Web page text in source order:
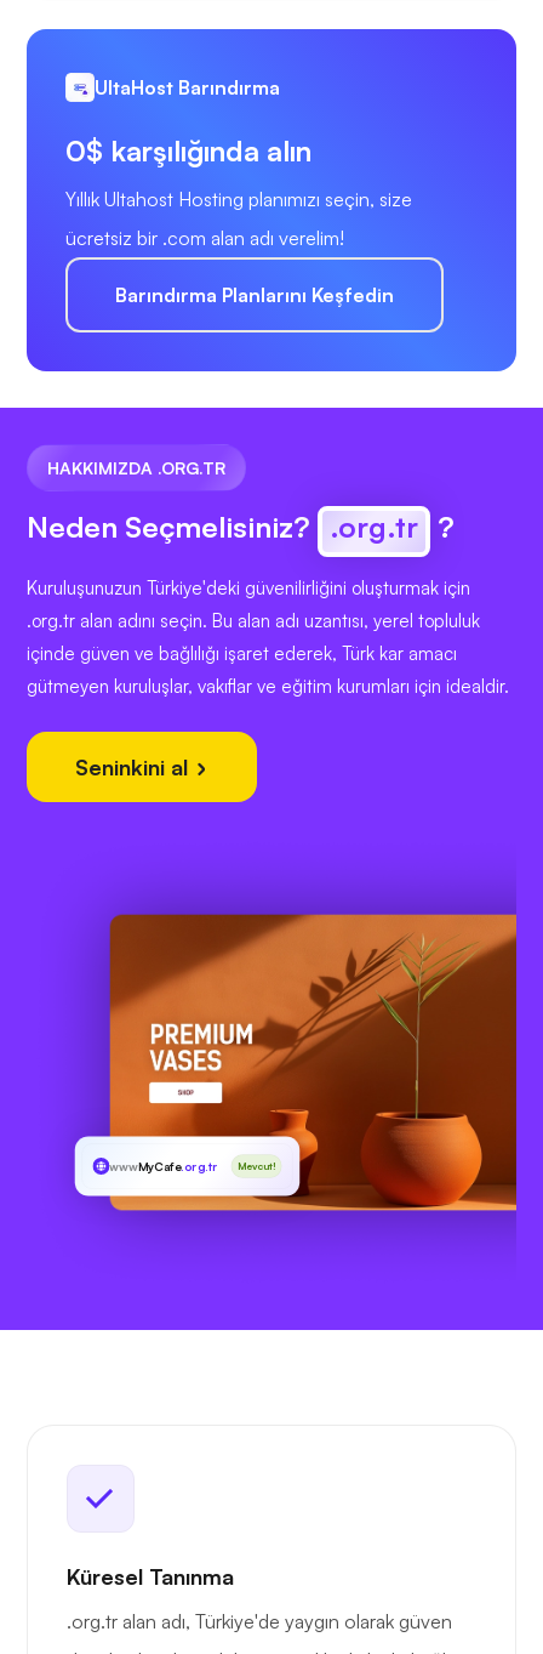
UltaHost Barındırma
0$ karşılığında alın
Yıllık Ultahost Hosting planımızı seçin, size
ücretsiz bir .com alan adı verelim!
Barındırma Planlarını Keşfedin
HAKKIMIZDA .ORG.TR
Neden Seçmelisiniz? .org.tr ?
Kuruluşunuzun Türkiye'deki güvenilirliğini oluşturmak için
.org.tr alan adını seçin. Bu alan adı uzantısı, yerel topluluk
içinde güven ve bağlılığı işaret ederek, Türk kar amacı
gütmeyen kuruluşlar, vakıflar ve eğitim kurumları için idealdir.
Seninkini al
wwwMyCafe.org.tr Mevcut!
Küresel Tanınma
.org.tr alan adı, Türkiye'de yaygın olarak güven